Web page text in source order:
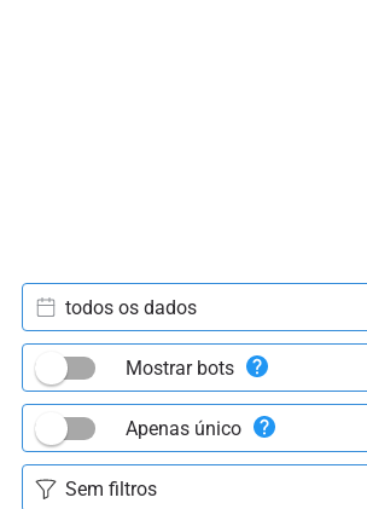
todos os dados
Mostrar bots
Apenas único